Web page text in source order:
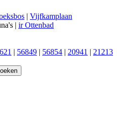
| Vijfkamplaan
| ir Ottenbad
| 56849 | 56854 | 20941 | 21213